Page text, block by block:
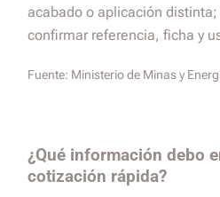
acabado o aplicación distinta;
confirmar referencia, ficha y
Fuente: Ministerio de Minas y
¿Qué información debo
cotización rápida?